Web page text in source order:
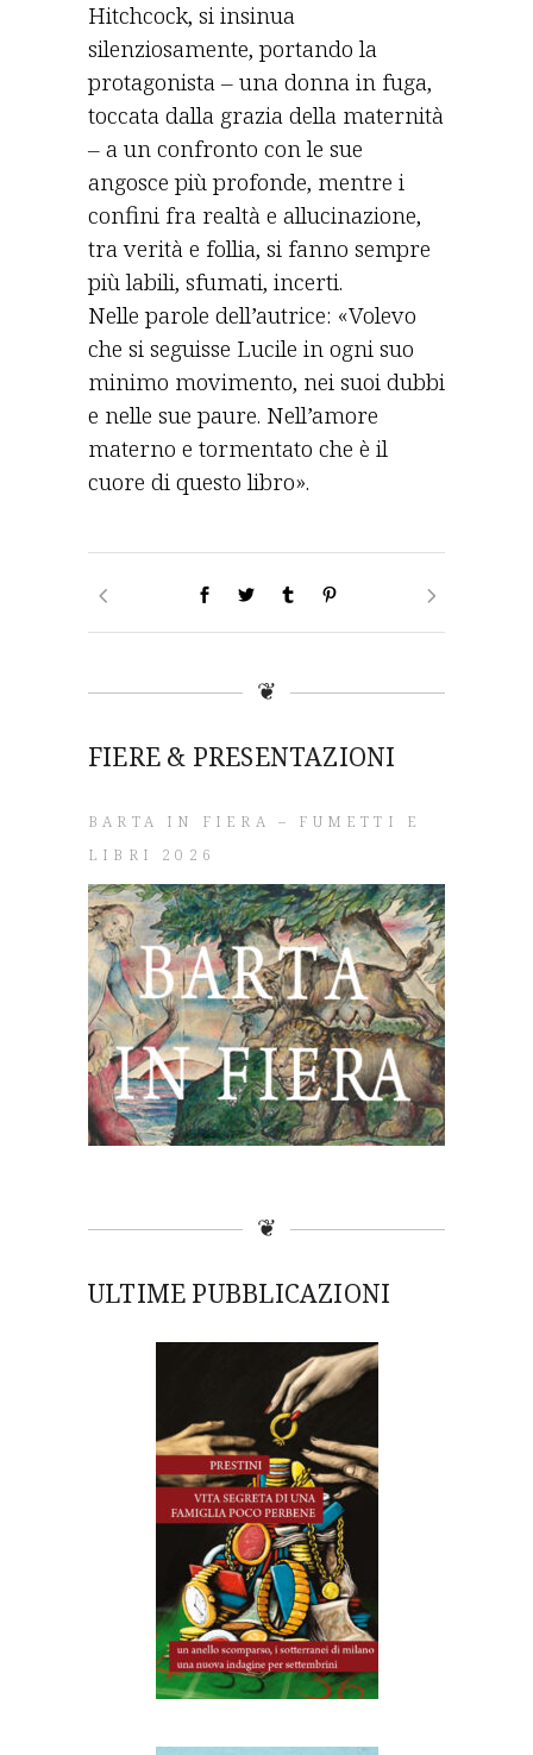
Hitchcock, si insinua
silenziosamente, portando la
protagonista – una donna in fuga,
toccata dalla grazia della maternità
– a un confronto con le sue
angosce più profonde, mentre i
confini fra realtà e allucinazione,
tra verità e follia, si fanno sempre
più labili, sfumati, incerti.
Nelle parole dell’autrice: «Volevo
che si seguisse Lucile in ogni suo
minimo movimento, nei suoi dubbi
e nelle sue paure. Nell’amore
materno e tormentato che è il
cuore di questo libro».
❦
FIERE & PRESENTAZIONI
BARTA IN FIERA – FUMETTI E
LIBRI 2026
❦
ULTIME PUBBLICAZIONI